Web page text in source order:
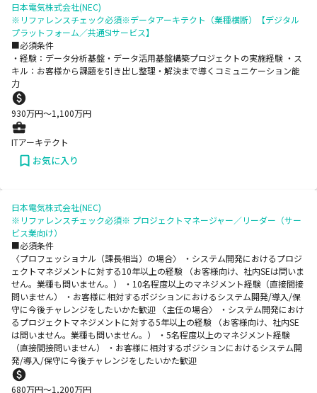
日本電気株式会社(NEC)
※リファレンスチェック必須※データアーキテクト（業種横断）【デジタル
プラットフォーム／共通SIサービス】
■必須条件
・経験：データ分析基盤・データ活用基盤構築プロジェクトの実施経験 ・ス
キル：お客様から課題を引き出し整理・解決まで導くコミュニケーション能
力
930万円〜1,100万円
ITアーキテクト
お気に入り
日本電気株式会社(NEC)
※リファレンスチェック必須※ プロジェクトマネージャー／リーダー（サー
ビス業向け）
■必須条件
〈プロフェッショナル（課長相当）の場合〉 ・システム開発におけるプロジ
ェクトマネジメントに対する10年以上の経験 （お客様向け、社内SEは問いま
せん。業種も問いません。） ・10名程度以上のマネジメント経験（直接間接
問いません） ・お客様に相対するポジションにおけるシステム開発/導入/保
守に今後チャレンジをしたいかた歓迎 〈主任の場合〉 ・システム開発におけ
るプロジェクトマネジメントに対する5年以上の経験 （お客様向け、社内SE
は問いません。業種も問いません。） ・5名程度以上のマネジメント経験
（直接間接問いません） ・お客様に相対するポジションにおけるシステム開
発/導入/保守に今後チャレンジをしたいかた歓迎
680万円〜1,200万円